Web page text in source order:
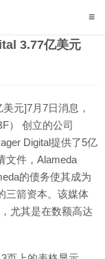
3.77亿美元
元]7月7日消息，
） 创立的公司
Digital提供了5亿
文件，Alameda
的债务使其成为
三箭资本。该媒体
尤其是在数额高达